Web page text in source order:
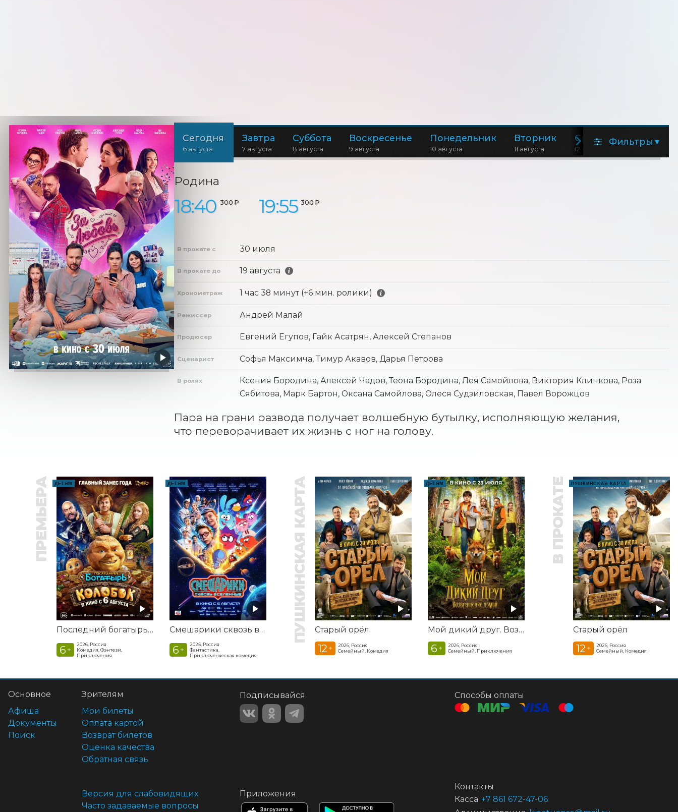
Сегодня
6 августа
Завтра
7 августа
Суббота
8 августа
Воскресенье
9 августа
Понедельник
10 августа
Вторник
11 августа
Среда
12 августа
Фильтры ▾
Родина
18:40 300 ₽ 19:55 300 ₽
В прокате с 30 июля
В прокате до 19 августа
Хронометраж 1 час 38 минут (+6 мин. ролики)
Режиссер Андрей Малай
Продюсер Евгений Егупов, Гайк Асатрян, Алексей Степанов
Сценарист Софья Максимча, Тимур Акавов, Дарья Петрова
В ролях
Ксения Бородина, Алексей Чадов, Теона Бородина, Лея Самойлова, Виктория Клинкова, Роза
Сябитова, Марк Бартон, Оксана Самойлова, Олеся Судзиловская, Павел Ворожцов
Пара на грани развода получает волшебную бутылку, исполняющую желания,
что переворачивает их жизнь с ног на голову.
ПРЕМЬЕРА ДЕТЯМ
Последний богатырь. Колобок
6 +
2026, Россия
Комедия, Фэнтези,
Приключения
ДЕТЯМ
Смешарики сквозь вселенные
6 +
2025, Россия
Фантастика,
Приключенческая комедия
ПУШКИНСКАЯ КАРТА Старый орёл
12 +
2026, Россия
Семейный, Комедия
ДЕТЯМ
Мой дикий друг. Возвращение домой
6 +
2026, Россия
Семейный, Приключения
В ПРОКАТЕ ПУШКИНСКАЯ КАРТА
Старый орёл
12 +
2026, Россия
Семейный, Комедия
Основное
Афиша
Документы
Поиск
Зрителям
Мои билеты
Оплата картой
Возврат билетов
Оценка качества
Обратная связь
Версия для слабовидящих
Часто задаваемые вопросы
Подписывайся
Приложения
Способы оплаты
Контакты
Касса +7 861 672-47-06